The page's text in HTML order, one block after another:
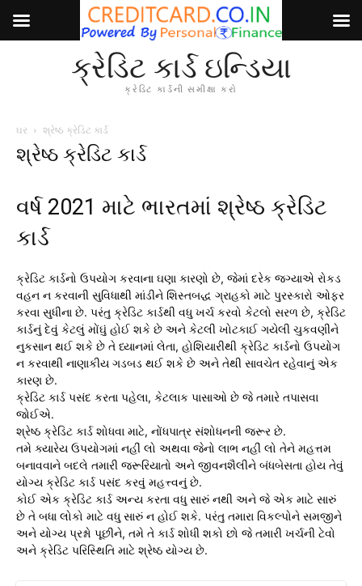
ક્રેડિટ કાર્ડ ઇન્ડિયા
ક્રેડિટ કાર્ડની સમીક્ષા કરો
ઘર શ્રેષ્ઠ ક્રેડિટ કાર્ડ
શ્રેષ્ઠ ક્રેડિટ કાર્ડ
વર્ષ 2021 માટે ભારતમાં શ્રેષ્ઠ ક્રેડિટ
કાર્ડ
ક્રેડિટ કાર્ડનો ઉપયોગ કરવાના ઘણા કારણો છે, જેમાં દરેક જગ્યાએ રોકડ
વહન ન કરવાની સુવિધાથી માંડીને શિસ્તબદ્ધ ગ્રાહકો માટે પુરસ્કારો ઓફર
કરવા સુધીના છે. પરંતુ ક્રેડિટ કાર્ડથી વધુ ખર્ચ કરવો કેટલો સરળ છે, ક્રેડિટ
કાર્ડનું દેવું કેટલું મોંઘું હોઈ શકે છે અને કેટલી ખોટકાઈ ગયેલી ચુકવણીને
નુકસાન થઈ શકે છે તે ધ્યાનમાં લેતા, હોશિયારીથી ક્રેડિટ કાર્ડનો ઉપયોગ
ન કરવાથી નાણાકીય ગડબડ થઈ શકે છે અને તેથી સાવચેત રહેવાનું એક
કારણ છે.
ક્રેડિટ કાર્ડ પસંદ કરતા પહેલા, કેટલાક પાસાઓ છે જે તમારે તપાસવા
જોઈએ.
શ્રેષ્ઠ ક્રેડિટ કાર્ડ શોધવા માટે, નોંધપાત્ર સંશોધનની જરૂર છે.
તમે ક્યારેય ઉપયોગમાં નહીં લો અથવા જેનો લાભ નહીં લો તેને મહત્તમ
બનાવવાને બદલે તમારી જરૂરિયાતો અને જીવનશૈલીને બંધબેસતા હોય તેવું
યોગ્ય ક્રેડિટ કાર્ડ પસંદ કરવું મહત્ત્વનું છે.
કોઈ એક ક્રેડિટ કાર્ડ અન્ય કરતા વધુ સારું નથી અને જે એક માટે સારું
છે તે બધા લોકો માટે વધુ સારું ન હોઈ શકે. પરંતુ તમારા વિકલ્પોને સમજીને
અને યોગ્ય પ્રશ્નો પૂછીને, તમે તે કાર્ડ શોધી શકો છો જે તમારી ખર્ચની ટેવો
અને ક્રેડિટ પરિસ્થિતિ માટે શ્રેષ્ઠ યોગ્ય છે.